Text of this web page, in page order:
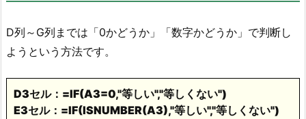
D列～G列までは「0かどうか」「数字かどうか」で判断し
ようという方法です。
D3セル：=IF(A3=0,"等しい","等しくない")
E3セル：=IF(ISNUMBER(A3),"等しい","等しくない")